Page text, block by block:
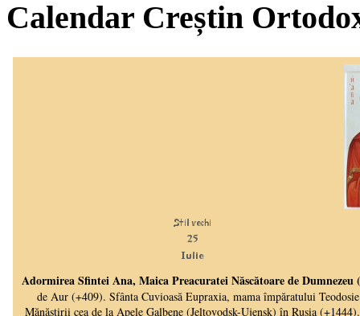
Calendar Creștin